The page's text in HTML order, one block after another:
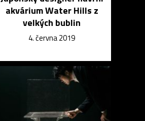
akvárium Water Hills z
velkých bublin
4. června 2019